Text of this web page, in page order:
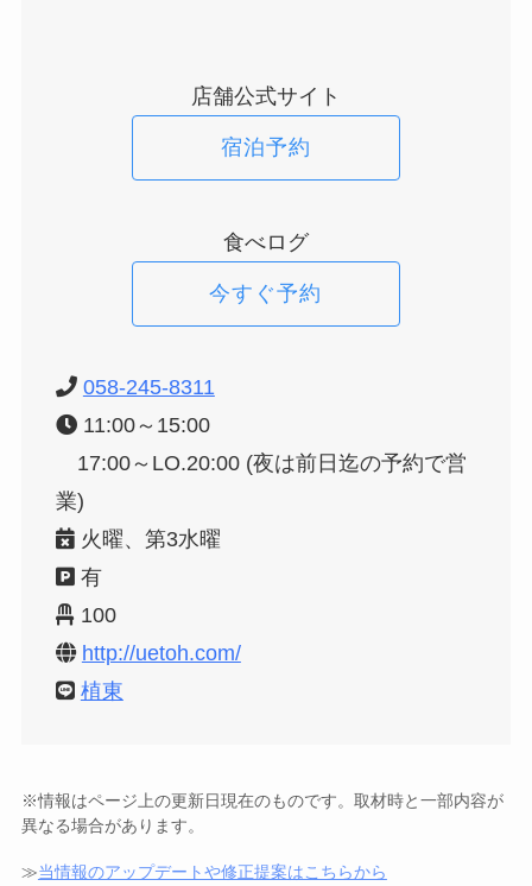
店舗公式サイト
宿泊予約
食べログ
今すぐ予約
058-245-8311
11:00～15:00
17:00～LO.20:00 (夜は前日迄の予約で営
業)
火曜、第3水曜
有
100
http://uetoh.com/
植東
※情報はページ上の更新日現在のものです。取材時と一部内容が
異なる場合があります。
≫当情報のアップデートや修正提案はこちらから